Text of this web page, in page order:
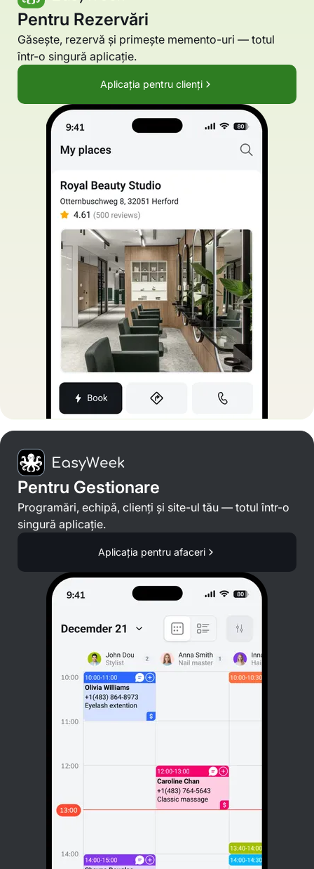
Pentru Rezervări
Găsește, rezervă și primește memento-uri — totul
într-o singură aplicație.
Aplicația pentru clienți
Pentru Gestionare
Programări, echipă, clienți și site-ul tău — totul într-o
singură aplicație.
Aplicația pentru afaceri